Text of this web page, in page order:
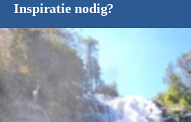
Inspiratie nodig?